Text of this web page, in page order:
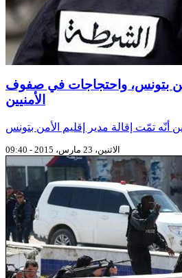
بتونس، واحتجاجات في صفوف
الأمنيين
الاثنين، 23 مارس، 2015 - 09:40